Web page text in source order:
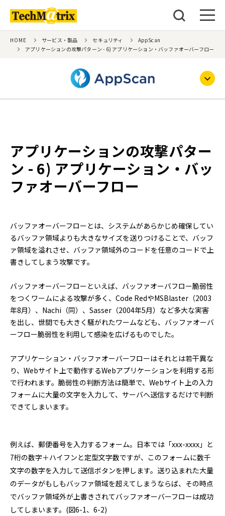
HOME サービス・製品 セキュリティ
AppScan
アプリケーションの攻撃パターン - 6) アプリケーション・バッファオーバーフロー
アプリケーションの攻撃パター
ン - 6) アプリケーション・バッ
ファオーバーフロー
バッファオーバーフローとは、システムがあらかじめ確保してい
るバッファ領域よりも大きなサイズを送りつけることで、バッフ
ァ領域を溢れさせ、バッファ領域外のコードを任意のコードで上
書きしてしまう攻撃です。
バッファオーバーフローといえば、バッファオーバフロー脆弱性
をつくワームによる攻撃が多く、Code RedやMSBlaster（2003
年8月）、Nachi（同）、Sasser（2004年5月）など多大な実害
を出し、世間でも大きく騒がれたワームなども、バッファオーバ
ーフロー脆弱性を利用して感染を広げるものでした。
アプリケーション・バッファオーバーフローはそれとは若干異な
り、Webサイト上で動作するWebアプリケーションを利用する形
で行われます。脆弱性の判断方法は簡単で、Webサイト上の入力
フォームに大量の文字を入力して、サーバへ送信するだけで判断
できてしまいます。
例えば、郵便番号を入力するフォーム。日本では「xxx-xxxx」と
7桁の数字＋ハイフンと定型文字数ですが、このフォームに数千
文字の数字を入力して送信ボタンを押します。送り込まれた大量
のデータがもしもバッファ領域を超えてしまうならば、その時点
でバッファ領域外が上書きされてバッファオーバーフローは成功
してしまいます。(図6-1、6-2)